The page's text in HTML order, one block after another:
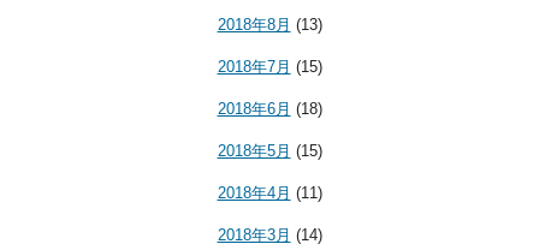
2018年8月 (13)
2018年7月 (15)
2018年6月 (18)
2018年5月 (15)
2018年4月 (11)
2018年3月 (14)